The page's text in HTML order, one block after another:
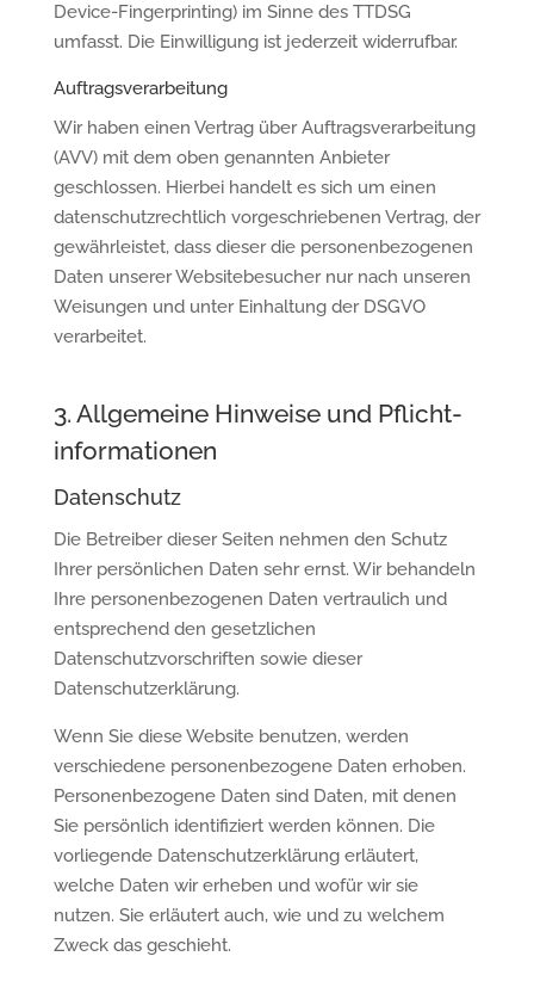
Device-Fingerprinting) im Sinne des TTDSG
umfasst. Die Einwilligung ist jederzeit widerrufbar.
Auftragsverarbeitung
Wir haben einen Vertrag über Auftragsverarbeitung
(AVV) mit dem oben genannten Anbieter
geschlossen. Hierbei handelt es sich um einen
datenschutzrechtlich vorgeschriebenen Vertrag, der
gewährleistet, dass dieser die personenbezogenen
Daten unserer Websitebesucher nur nach unseren
Weisungen und unter Einhaltung der DSGVO
verarbeitet.
3. Allgemeine Hinweise und Pflicht­
informationen
Datenschutz
Die Betreiber dieser Seiten nehmen den Schutz
Ihrer persönlichen Daten sehr ernst. Wir behandeln
Ihre personenbezogenen Daten vertraulich und
entsprechend den gesetzlichen
Datenschutzvorschriften sowie dieser
Datenschutzerklärung.
Wenn Sie diese Website benutzen, werden
verschiedene personenbezogene Daten erhoben.
Personenbezogene Daten sind Daten, mit denen
Sie persönlich identifiziert werden können. Die
vorliegende Datenschutzerklärung erläutert,
welche Daten wir erheben und wofür wir sie
nutzen. Sie erläutert auch, wie und zu welchem
Zweck das geschieht.